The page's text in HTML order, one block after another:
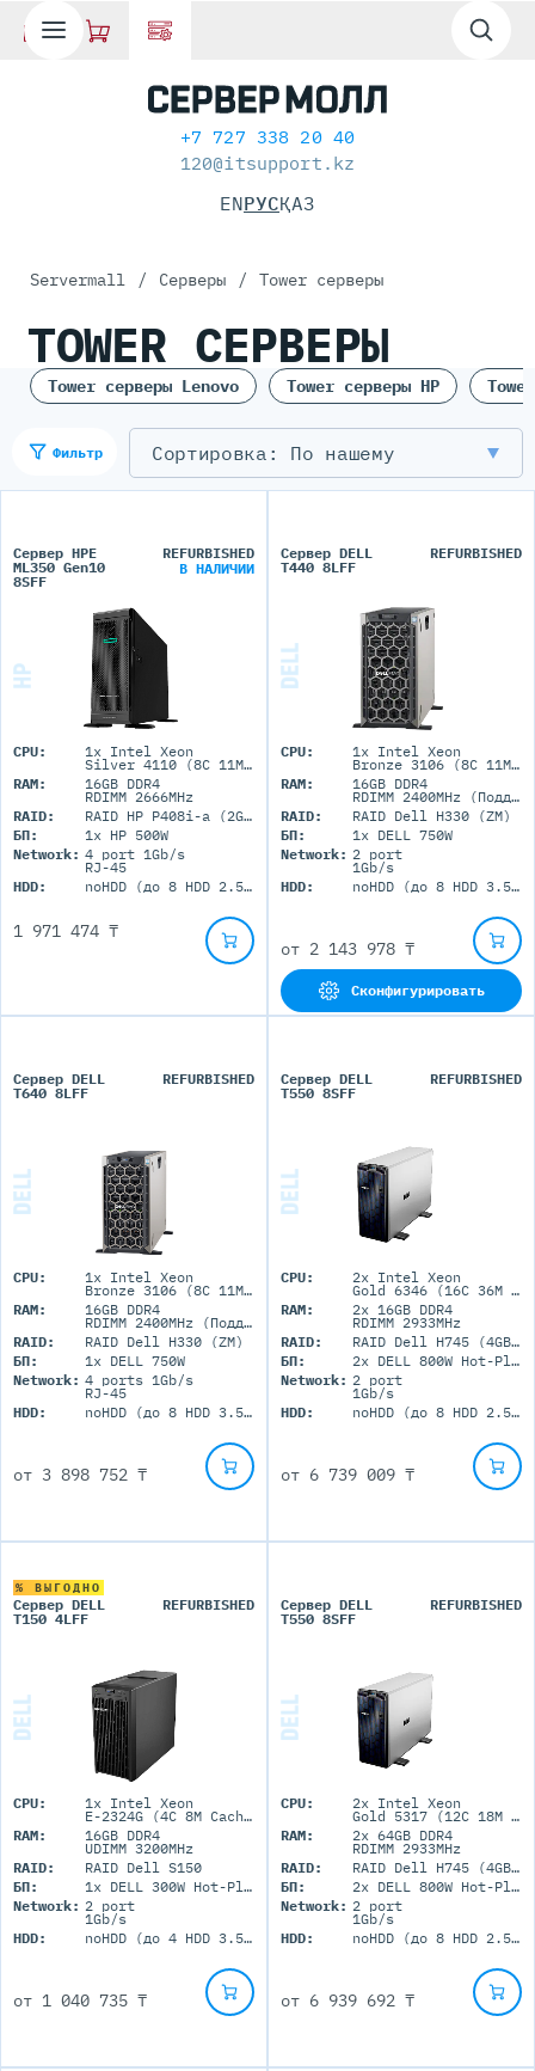
+7 727 338 20 40
120@itsupport.kz
ENРУСҚАЗ
Servermall / Серверы / Tower серверы
TOWER СЕРВЕРЫ
Tower серверы Lenovo Tower серверы HP
Фильтр По нашему
Сервер HPE
ML350 Gen10
8SFF
REFURBISHED
В НАЛИЧИИ
CPU: 1x Intel Xeon
Silver 4110 (8C 11M Cache 2.10 GHz)
RAM:
16GB DDR4
RDIMM 2666MHz
RAID:
RAID HP P408i-a (2GB+FBWC)
БП:
1x HP 500W
Network: 4 port 1Gb/s
RJ-45
HDD:
noHDD (до 8 HDD 2.5'' SFF)
1 971 474 ₸
Сервер DELL
T440 8LFF
REFURBISHED
CPU: 1x Intel Xeon
Bronze 3106 (8C 11M Cache 1.70 GHz)
RAM:
16GB DDR4
RDIMM 2400MHz (Поддержка до 1Tb максимально, 16 RDIMM портов)
RAID:
RAID Dell H330 (ZM)
БП:
1x DELL 750W
Network: 2 port
1Gb/s
HDD:
noHDD (до 8 HDD 3.5'' LFF)
от 2 143 978 ₸
Сконфигурировать
Сервер DELL
T640 8LFF
REFURBISHED
CPU: 1x Intel Xeon
Bronze 3106 (8C 11M Cache 1.70 GHz)
RAM:
16GB DDR4
RDIMM 2400MHz (Поддержка до 1Tb максимально, 16 RDIMM портов)
RAID:
RAID Dell H330 (ZM)
БП:
1x DELL 750W
Network: 4 ports 1Gb/s
RJ-45
HDD:
noHDD (до 8 HDD 3.5'' LFF)
от 3 898 752 ₸
Сервер DELL
T550 8SFF
REFURBISHED
CPU: 2x Intel Xeon
Gold 6346 (16C 36M Cache 3.10 GHz)
RAM:
2x 16GB DDR4
RDIMM 2933MHz
RAID:
RAID Dell H745 (4GB+BBU)
БП:
2x DELL 800W Hot-Plug
Network: 2 port
1Gb/s
HDD:
noHDD (до 8 HDD 2.5'' SFF)
от 6 739 009 ₸
% ВЫГОДНО
Сервер DELL
T150 4LFF
REFURBISHED
CPU: 1x Intel Xeon
E-2324G (4C 8M Cache 3.10 GHz)
RAM:
16GB DDR4
UDIMM 3200MHz
RAID:
RAID Dell S150
БП:
1x DELL 300W Hot-Plug
Network: 2 port
1Gb/s
HDD:
noHDD (до 4 HDD 3.5'' LFF)
от 1 040 735 ₸
Сервер DELL
T550 8SFF
REFURBISHED
CPU: 2x Intel Xeon
Gold 5317 (12C 18M Cache 3.0GHz)
RAM:
2x 64GB DDR4
RDIMM 2933MHz
RAID:
RAID Dell H745 (4GB+BBU)
БП:
2x DELL 800W Hot-Plug
Network: 2 port
1Gb/s
HDD:
noHDD (до 8 HDD 2.5'' SFF)
от 6 939 692 ₸